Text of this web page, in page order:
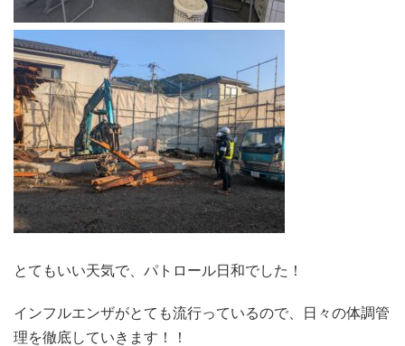
とてもいい天気で、パトロール日和でした！
インフルエンザがとても流行っているので、日々の体調管
理を徹底していきます！！